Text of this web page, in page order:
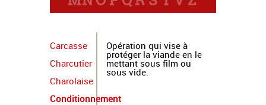
Carcasse
Charcutier
Charolaise
Conditionnement
Opération qui vise à
protéger la viande en le
mettant sous film ou
sous vide.